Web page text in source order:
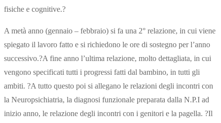
fisiche e cognitive.?
A metà anno (gennaio – febbraio) si fa una 2° relazione, in cui viene
spiegato il lavoro fatto e si richiedono le ore di sostegno per l’anno
successivo.?A fine anno l’ultima relazione, molto dettagliata, in cui
vengono specificati tutti i progressi fatti dal bambino, in tutti gli
ambiti. ?A tutto questo poi si allegano le relazioni degli incontri con
la Neuropsichiatria, la diagnosi funzionale preparata dalla N.P.I ad
inizio anno, le relazione degli incontri con i genitori e la pagella. ?Il